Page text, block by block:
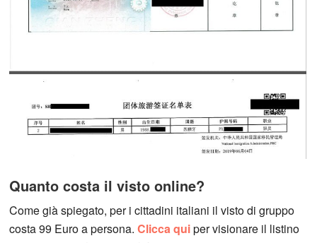
Quanto costa il visto online?
Come già spiegato, per i cittadini italiani il visto di gruppo
costa 99 Euro a persona.Clicca quiper visionare il listino